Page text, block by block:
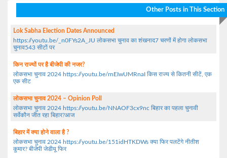
Other Posts in This Section
Lok Sabha Election Dates Announced
https://youtu.be/_n0FYs2A_JU लोकसभा चुनाव का शंखनाद7 चरणों में होगा लोकसभा
चुनाव543 सीटों पर
किन राज्यों पर है बीजेपी की नजर?
लोकसभा चुनाव 2024 https://youtu.be/rnEIwUMRnaI किस राज्य से कितनी सीटें, एक
एक सीट
लोकसभा चुनाव 2024 – Opinion Poll
लोकसभा चुनाव 2024 https://youtu.be/NNAOF3cx9nc बिहार का पहला चुनावी
सर्वेकौन जीत रहा बिहार?आज
बिहार में क्या होने वाला है ?
लोकसभा चुनाव 2024 https://youtu.be/151idHTKDWs क्या फिर पलटेंगे नीतीश
कुमार? बीजेपी जेडीयू फिर